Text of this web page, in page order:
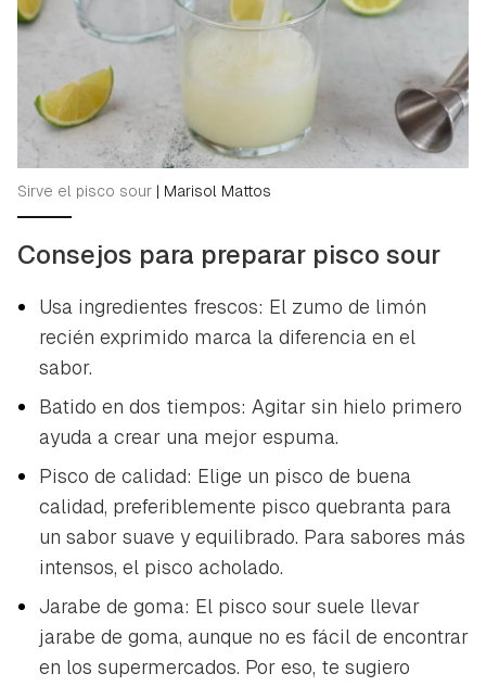
Sirve el pisco sour | Marisol Mattos
Consejos para preparar pisco sour
Usa ingredientes frescos: El zumo de limón
recién exprimido marca la diferencia en el
sabor.
Batido en dos tiempos: Agitar sin hielo primero
ayuda a crear una mejor espuma.
Pisco de calidad: Elige un pisco de buena
calidad, preferiblemente pisco quebranta para
un sabor suave y equilibrado. Para sabores más
intensos, el pisco acholado.
Jarabe de goma: El pisco sour suele llevar
jarabe de goma, aunque no es fácil de encontrar
en los supermercados. Por eso, te sugiero